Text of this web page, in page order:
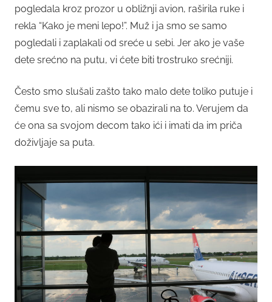
pogledala kroz prozor u obližnji avion, raširila ruke i
rekla “Kako je meni lepo!”. Muž i ja smo se samo
pogledali i zaplakali od sreće u sebi. Jer ako je vaše
dete srećno na putu, vi ćete biti trostruko srećniji.
Često smo slušali zašto tako malo dete toliko putuje i
čemu sve to, ali nismo se obazirali na to. Verujem da
će ona sa svojom decom tako ići i imati da im priča
doživljaje sa puta.